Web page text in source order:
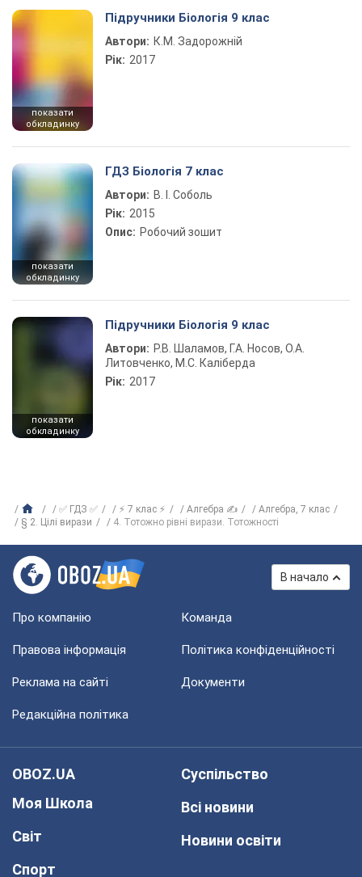
показати
обкладинку
Підручники Біологія 9 клас
Автори: К.М. Задорожній
Рік: 2017
показати
обкладинку
ГДЗ Біологія 7 клас
Автори: В. І. Соболь
Рік: 2015
Опис: Робочий зошит
показати
обкладинку
Підручники Біологія 9 клас
Автори: Р.В. Шаламов, Г.А. Носов, О.А.
Литовченко, М.С. Каліберда
Рік: 2017
✅ ГДЗ ✅ ⚡ 7 клас ⚡ Алгебра ✍
Алгебра, 7 клас
§ 2. Цілі вирази
4. Тотожно рівні вирази. Тотожності
В начало
Про компанію Команда
Правова інформація Політика конфіденційності
Реклама на сайті Документи
Редакційна політика
OBOZ.UA
Моя Школа
Світ
Спорт
Суспільство
Всі новини
Новини освіти